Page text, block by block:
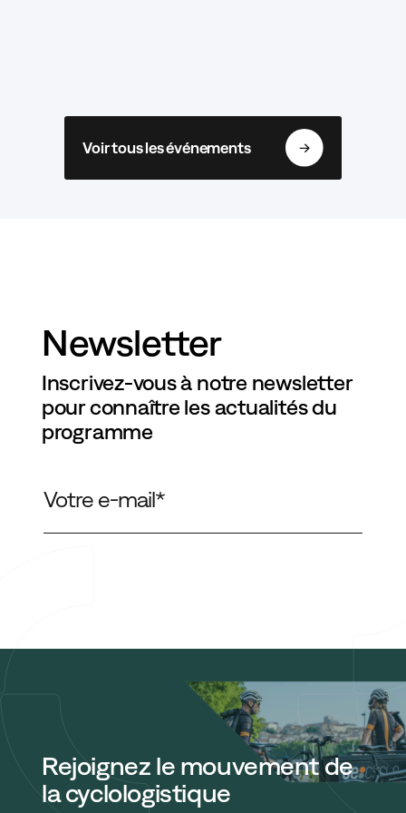
Voir tous les événements
Newsletter
Inscrivez-vous à notre newsletter
pour connaître les actualités du
programme
Rejoignez le mouvement de
la cyclologistique